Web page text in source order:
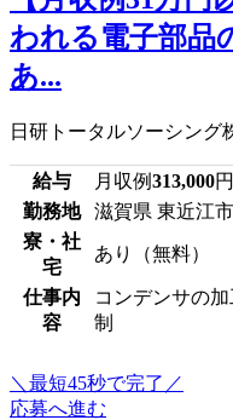
われる電子部品
あ...
日研トータルソーシング
給与 月収例313,000円
勤務地
滋賀県 東近江市
寮・社
宅
あり（無料）
仕事内
容
コンデンサの
制
＼最短45秒で完了／
応募へ進む